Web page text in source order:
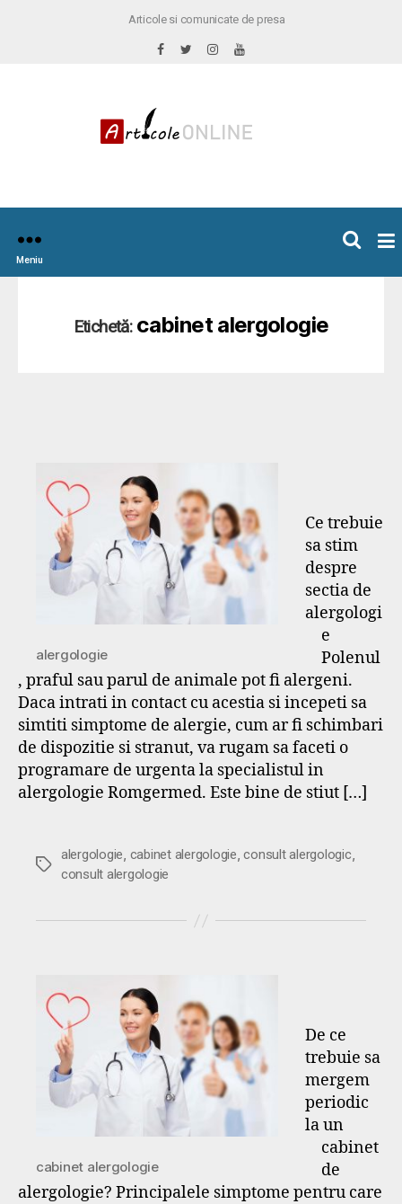
Articole si comunicate de presa
Meniu
Etichetă: cabinet alergologie
alergologie
Ce trebuie
sa stim
despre
sectia de
alergologi
e
Polenul
, praful sau parul de animale pot fi alergeni.
Daca intrati in contact cu acestia si incepeti sa
simtiti simptome de alergie, cum ar fi schimbari
de dispozitie si stranut, va rugam sa faceti o
programare de urgenta la specialistul in
alergologie Romgermed. Este bine de stiut […]
Etichete
alergologie, cabinet alergologie,consult alergologic,
consult alergologie
cabinet alergologie
De ce
trebuie sa
mergem
periodic
la un
cabinet
de
alergologie? Principalele simptome pentru care